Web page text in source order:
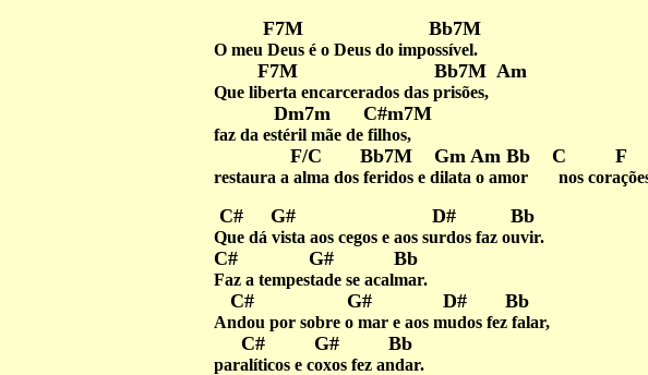
F7M Bb7M
O meu Deus é o Deus do impossível.
F7M Bb7M Am
Que liberta encarcerados das prisões,
Dm7m C#m7M
faz da estéril mãe de filhos,
F/C Bb7M Gm Am Bb C F
restaura a alma dos feridos e dilata o amor nos
C# G# D# Bb
Que dá vista aos cegos e aos surdos faz ouvir.
C# G# Bb
Faz a tempestade se acalmar.
C# G# D# Bb
Andou por sobre o mar e aos mudos fez falar,
C# G# Bb
paralíticos e coxos fez andar.